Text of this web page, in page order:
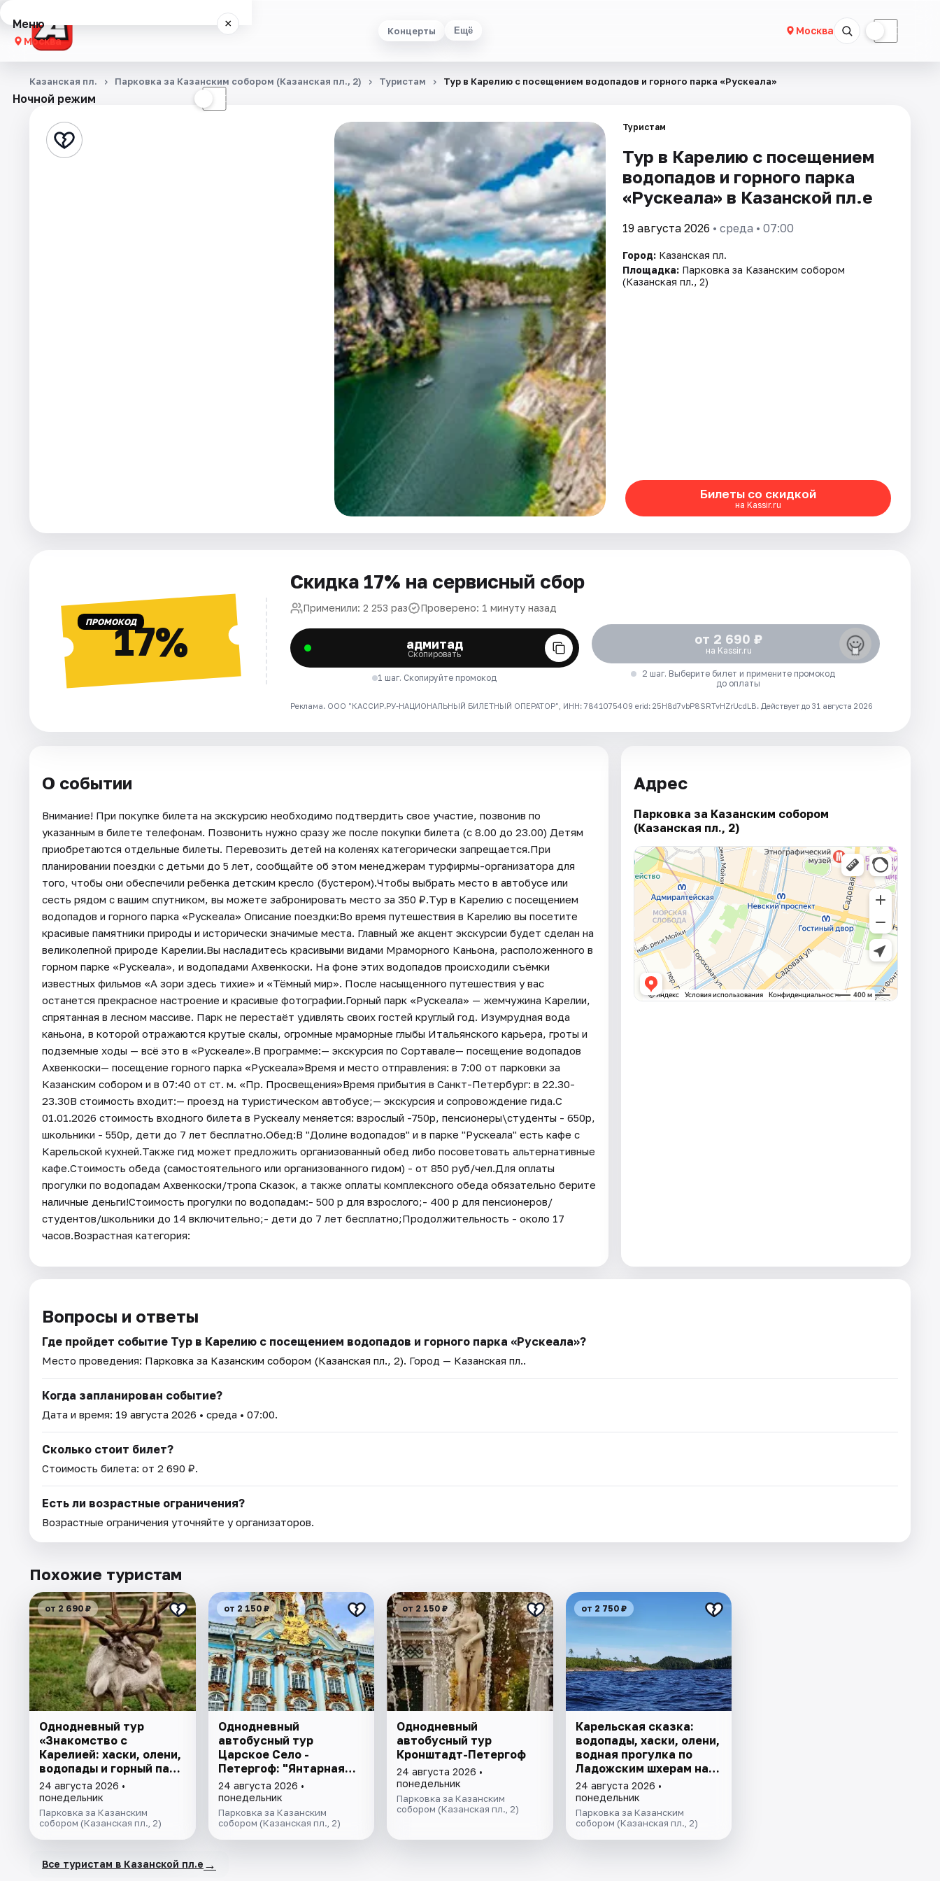
Концерты Ещё Москва ☾
Меню ×
Москва
Концерты
Города
Площадки
Ночной режим ☾
Казанская пл. Парковка за Казанским собором (Казанская пл., 2) Туристам Тур в Карелию с посещением водопадов и горного парка «Рускеала»
Туристам
Тур в Карелию с посещением
водопадов и горного парка
«Рускеала» в Казанской пл.е
19 августа 2026 • среда • 07:00
Город: Казанская пл.
Площадка: Парковка за Казанским собором
(Казанская пл., 2)
Билеты со скидкой
на Kassir.ru
ПРОМОКОД17%
Скидка 17% на сервисный сбор
Применили: 2 253 раз Проверено: 1 минуту назад
адмитад
Скопировать
1 шаг. Скопируйте промокод
от 2 690 ₽
на Kassir.ru
2 шаг. Выберите билет и примените промокод
до оплаты
Реклама. ООО "КАССИР.РУ-НАЦИОНАЛЬНЫЙ БИЛЕТНЫЙ ОПЕРАТОР", ИНН: 7841075409 erid: 25H8d7vbP8SRTvHZrUcdLB. Действует до 31 августа 2026
О событии
Внимание! При покупке билета на экскурсию необходимо подтвердить свое участие, позвонив по
указанным в билете телефонам. Позвонить нужно сразу же после покупки билета (с 8.00 до 23.00) Детям
приобретаются отдельные билеты. Перевозить детей на коленях категорически запрещается.При
планировании поездки с детьми до 5 лет, сообщайте об этом менеджерам турфирмы-организатора для
того, чтобы они обеспечили ребенка детским кресло (бустером).Чтобы выбрать место в автобусе или
сесть рядом с вашим спутником, вы можете забронировать место за 350 ₽.Тур в Карелию с посещением
водопадов и горного парка «Рускеала» Описание поездки:Во время путешествия в Карелию вы посетите
красивые памятники природы и исторически значимые места. Главный же акцент экскурсии будет сделан на
великолепной природе Карелии.Вы насладитесь красивыми видами Мраморного Каньона, расположенного в
горном парке «Рускеала», и водопадами Ахвенкоски. На фоне этих водопадов происходили съёмки
известных фильмов «А зори здесь тихие» и «Тёмный мир». После насыщенного путешествия у вас
останется прекрасное настроение и красивые фотографии.Горный парк «Рускеала» — жемчужина Карелии,
спрятанная в лесном массиве. Парк не перестаёт удивлять своих гостей круглый год. Изумрудная вода
каньона, в которой отражаются крутые скалы, огромные мраморные глыбы Итальянского карьера, гроты и
подземные ходы — всё это в «Рускеале».В программе:— экскурсия по Сортавале— посещение водопадов
Ахвенкоски— посещение горного парка «Рускеала»Время и место отправления: в 7:00 от парковки за
Казанским собором и в 07:40 от ст. м. «Пр. Просвещения»Время прибытия в Санкт-Петербург: в 22.30-
23.30В стоимость входит:— проезд на туристическом автобусе;— экскурсия и сопровождение гида.С
01.01.2026 стоимость входного билета в Рускеалу меняется: взрослый -750р, пенсионеры\студенты - 650р,
школьники - 550р, дети до 7 лет бесплатно.Обед:В "Долине водопадов" и в парке "Рускеала" есть кафе с
Карельской кухней.Также гид может предложить организованный обед либо посоветовать альтернативные
кафе.Стоимость обеда (самостоятельного или организованного гидом) - от 850 руб/чел.Для оплаты
прогулки по водопадам Ахвенкоски/тропа Сказок, а также оплаты комплексного обеда обязательно берите
наличные деньги!Стоимость прогулки по водопадам:- 500 р для взрослого;- 400 р для пенсионеров/
студентов/школьники до 14 включительно;- дети до 7 лет бесплатно;Продолжительность - около 17
часов.Возрастная категория:
Адрес
Парковка за Казанским собором
(Казанская пл., 2)
Вопросы и ответы
Где пройдет событие Тур в Карелию с посещением водопадов и горного парка «Рускеала»?
Место проведения: Парковка за Казанским собором (Казанская пл., 2). Город — Казанская пл..
Когда запланирован событие?
Дата и время: 19 августа 2026 • среда • 07:00.
Сколько стоит билет?
Стоимость билета: от 2 690 ₽.
Есть ли возрастные ограничения?
Возрастные ограничения уточняйте у организаторов.
Похожие туристам
от 2 690 ₽
Однодневный тур
«Знакомство с
Карелией: хаски, олени,
водопады и горный парк
"Рускеала»
24 августа 2026 •
понедельник
Парковка за Казанским
собором (Казанская пл., 2)
от 2 150 ₽
Однодневный
автобусный тур
Царское Село -
Петергоф: "Янтарная
комната и Фонтаны
Петергофа за 1 день"
24 августа 2026 •
понедельник
Парковка за Казанским
собором (Казанская пл., 2)
от 2 150 ₽
Однодневный
автобусный тур
Кронштадт-Петергоф
24 августа 2026 •
понедельник
Парковка за Казанским
собором (Казанская пл., 2)
от 2 750 ₽
Карельская сказка:
водопады, хаски, олени,
водная прогулка по
Ладожским шхерам на
катере, знакомство с
лютеранской кирхой.
24 августа 2026 •
понедельник
Парковка за Казанским
собором (Казанская пл., 2)
Все туристам в Казанской пл.е →